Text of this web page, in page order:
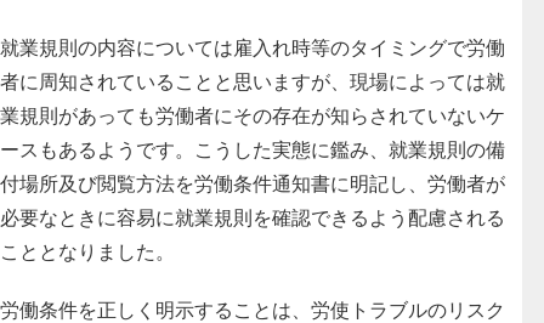
就業規則の内容については雇入れ時等のタイミングで労働
者に周知されていることと思いますが、現場によっては就
業規則があっても労働者にその存在が知らされていないケ
ースもあるようです。こうした実態に鑑み、就業規則の備
付場所及び閲覧方法を労働条件通知書に明記し、労働者が
必要なときに容易に就業規則を確認できるよう配慮される
こととなりました。
労働条件を正しく明示することは、労使トラブルのリスク